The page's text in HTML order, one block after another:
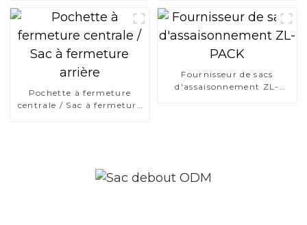
Pochette à fermeture
centrale / Sac à fermeture
Fournisseur de sacs
d'assaisonnement ZL-